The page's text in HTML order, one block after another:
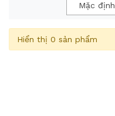
Mặc định
Hiển thị 0 sản phẩm